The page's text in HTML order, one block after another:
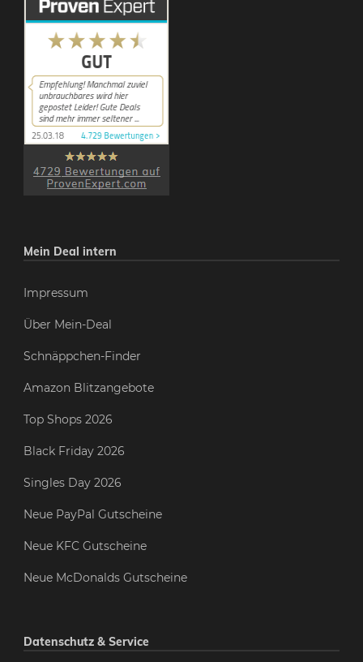
Mein Deal intern
Impressum
Über Mein-Deal
Schnäppchen-Finder
Amazon Blitzangebote
Top Shops 2026
Black Friday 2026
Singles Day 2026
Neue PayPal Gutscheine
Neue KFC Gutscheine
Neue McDonalds Gutscheine
Datenschutz & Service